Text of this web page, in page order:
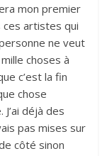
mon premier
ces artistes qui
ne veut
choses à
c’est la fin
chose
déjà des
pas mises sur
côté sinon